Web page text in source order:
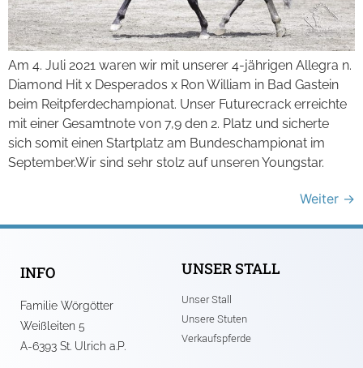
Am 4. Juli 2021 waren wir mit unserer 4-jährigen Allegra n.
Diamond Hit x Desperados x Ron William in Bad Gastein
beim Reitpferdechampionat. Unser Futurecrack erreichte
mit einer Gesamtnote von 7,9 den 2. Platz und sicherte
sich somit einen Startplatz am Bundeschampionat im
September.Wir sind sehr stolz auf unseren Youngstar.
Weiter →
INFO
Familie Wörgötter
Weißleiten 5
A-6393 St. Ulrich a.P.
UNSER STALL
Unser Stall
Unsere Stuten
Verkaufspferde